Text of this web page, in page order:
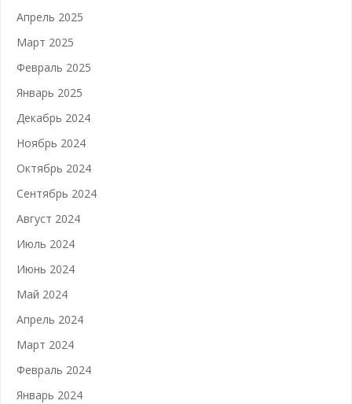
Апрель 2025
Март 2025
Февраль 2025
Январь 2025
Декабрь 2024
Ноябрь 2024
Октябрь 2024
Сентябрь 2024
Август 2024
Июль 2024
Июнь 2024
Май 2024
Апрель 2024
Март 2024
Февраль 2024
Январь 2024